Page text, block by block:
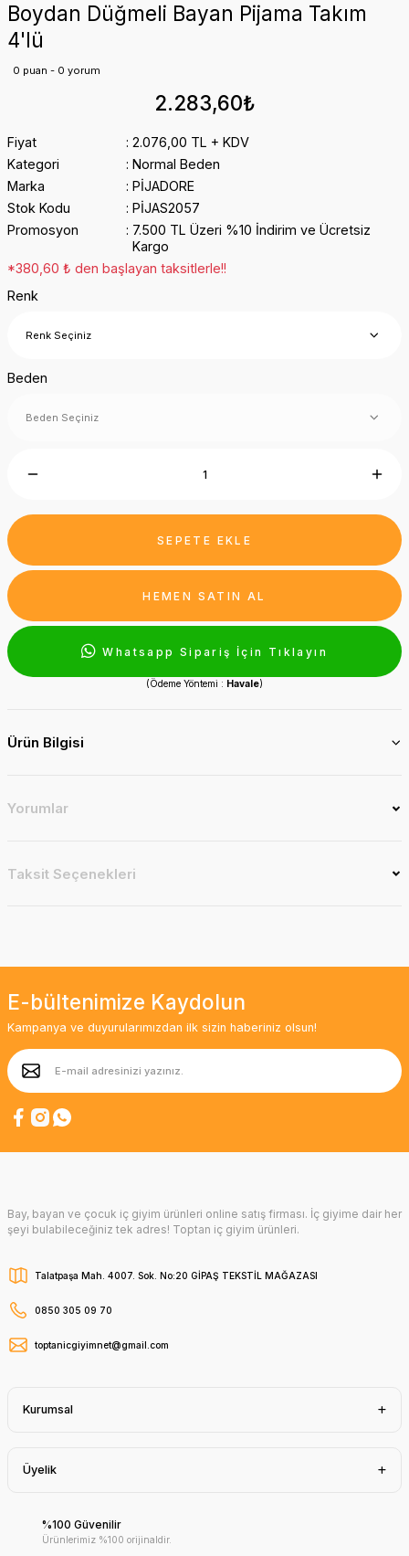
Boydan Düğmeli Bayan Pijama Takım
4'lü
0 puan - 0 yorum
2.283,60₺
Fiyat
2.076,00 TL + KDV
Kategori
Normal Beden
Marka
PİJADORE
Stok Kodu
PİJAS2057
Promosyon
7.500 TL Üzeri %10 İndirim ve Ücretsiz
Kargo
*380,60 ₺ den başlayan taksitlerle!!
Renk
Beden
SEPETE EKLE
HEMEN SATIN AL
Whatsapp Sipariş İçin Tıklayın
(Ödeme Yöntemi : Havale)
Ürün Bilgisi
Yorumlar
Taksit Seçenekleri
E-bültenimize Kaydolun
Kampanya ve duyurularımızdan ilk sizin haberiniz olsun!
Bay, bayan ve çocuk iç giyim ürünleri online satış firması. İç giyime dair her
şeyi bulabileceğiniz tek adres! Toptan iç giyim ürünleri.
Talatpaşa Mah. 4007. Sok. No:20 GİPAŞ TEKSTİL MAĞAZASI
0850 305 09 70
toptanicgiyimnet@gmail.com
Kurumsal
Üyelik
%100 Güvenilir
Ürünlerimiz %100 orijinaldir.